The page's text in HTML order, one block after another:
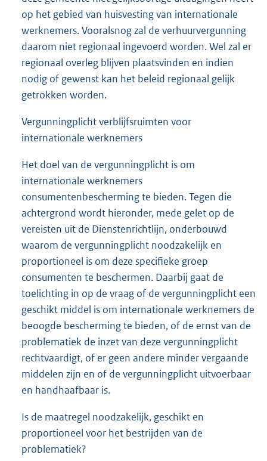
op het gebied van huisvesting van internationale
werknemers. Vooralsnog zal de verhuurvergunning
daarom niet regionaal ingevoerd worden. Wel zal er
regionaal overleg blijven plaatsvinden en indien
nodig of gewenst kan het beleid regionaal gelijk
getrokken worden.
Vergunningplicht verblijfsruimten voor
internationale werknemers
Het doel van de vergunningplicht is om
internationale werknemers
consumentenbescherming te bieden. Tegen die
achtergrond wordt hieronder, mede gelet op de
vereisten uit de Dienstenrichtlijn, onderbouwd
waarom de vergunningplicht noodzakelijk en
proportioneel is om deze specifieke groep
consumenten te beschermen. Daarbij gaat de
toelichting in op de vraag of de vergunningplicht een
geschikt middel is om internationale werknemers de
beoogde bescherming te bieden, of de ernst van de
problematiek de inzet van deze vergunningplicht
rechtvaardigt, of er geen andere minder vergaande
middelen zijn en of de vergunningplicht uitvoerbaar
en handhaafbaar is.
Is de maatregel noodzakelijk, geschikt en
proportioneel voor het bestrijden van de
problematiek?